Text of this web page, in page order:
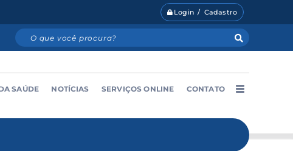
Login / Cadastro
SAÚDE NOTÍCIAS SERVIÇOS ONLINE CONTATO